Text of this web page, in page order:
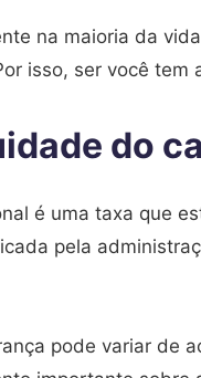
na maioria da
isso, ser você
do
é uma taxa que
pela
pode variar de